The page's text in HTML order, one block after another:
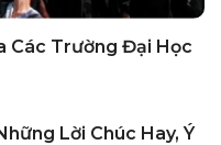
Các Trường Đại Học
Lời Chúc Hay, Ý